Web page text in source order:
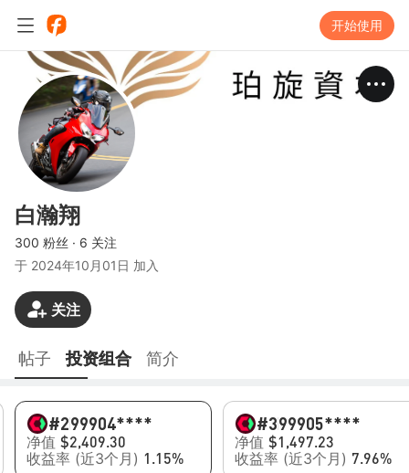
开始使用
白瀚翔
300 粉丝 · 6 关注
于 2024年10月01日 加入
关注
帖子 投资组合 简介
#299904****
净值 $2,409.30
收益率 (近3个月) 1.15%
#399905****
净值 $1,497.23
收益率 (近3个月) 7.96%